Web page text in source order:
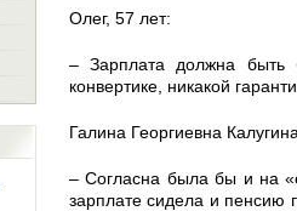
Олег, 57 лет:
– Зарплата должна быть
конвертике, никакой
Галина Георгиевна
– Согласна была бы и на
зарплате сидела и пенсию